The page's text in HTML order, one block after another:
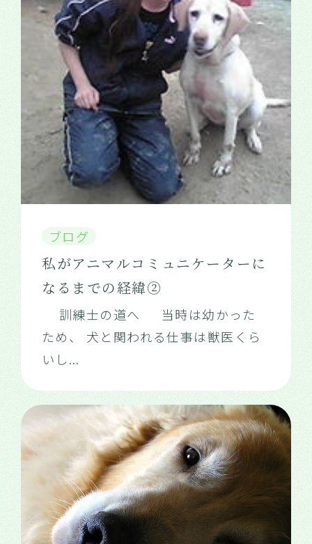
ブログ
私がアニマルコミュニケーターに
なるまでの経緯②
訓練士の道へ 当時は幼かった
ため、 犬と関われる仕事は獣医くら
いし ...